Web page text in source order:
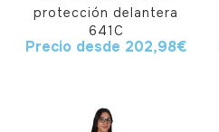
protección delantera
641C
Precio desde 202,98€